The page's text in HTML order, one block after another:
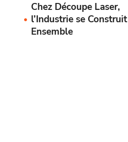
Chez Découpe Laser,
l’Industrie se Construit
Ensemble